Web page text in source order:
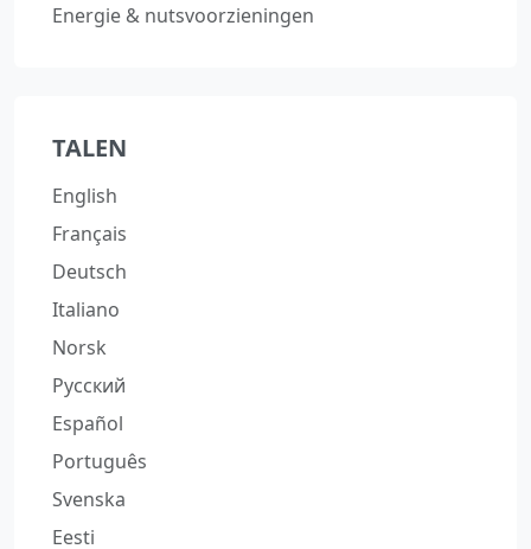
Energie & nutsvoorzieningen
TALEN
English
Français
Deutsch
Italiano
Norsk
Русский
Español
Português
Svenska
Eesti